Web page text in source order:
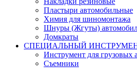
Пластыри автомобильные
Химия для шиномонтажа
Шнуры (Жгуты)
Домкраты
СПЕЦИАЛЬНЫЙ
Инструмент для грузовых
Съемники